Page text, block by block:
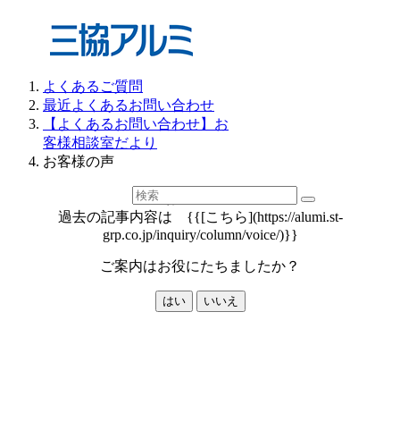
よくあるご質問
最近よくあるお問い合わせ
【よくあるお問い合わせ】お
客様相談室だより
お客様の声
過去の記事内容は {{[こちら](https://alumi.st-
grp.co.jp/inquiry/column/voice/)}}
ご案内はお役にたちましたか？
はい いいえ